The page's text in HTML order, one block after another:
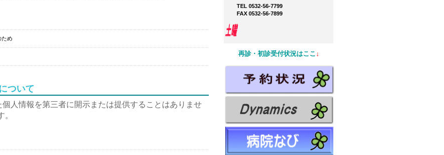
ため
ついて
人情報を第三者に開示または提供することはありませ
TEL 0532-56-7799
FAX 0532-56-7899
再診・初診受付状況はここ ↓